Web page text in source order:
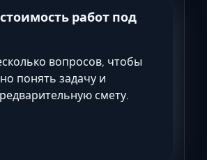
работ под
вопросов, чтобы
понять задачу и
смету.